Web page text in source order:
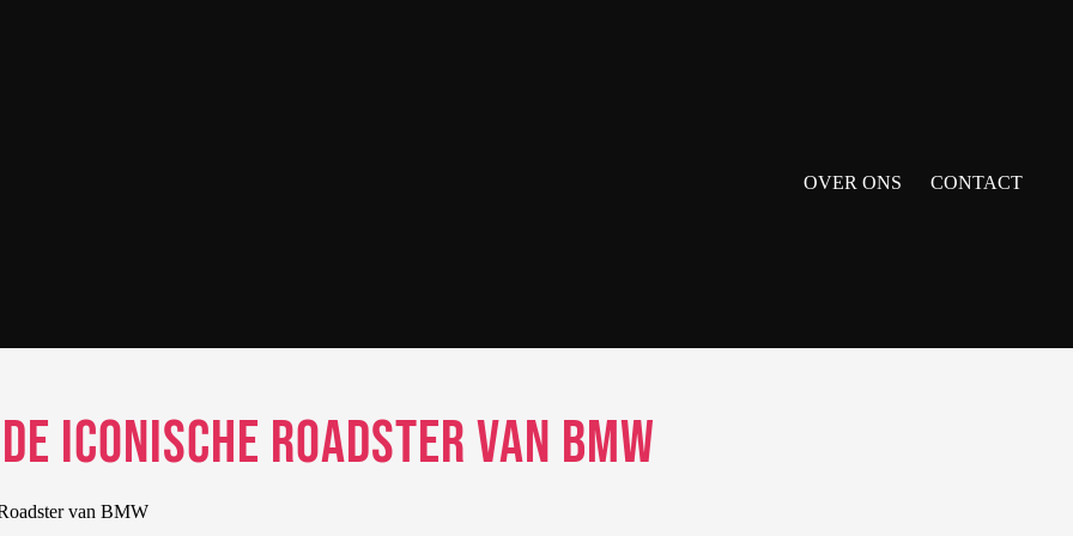
OVER ONS CONTACT
Iconische Roadster van BMW
van BMW